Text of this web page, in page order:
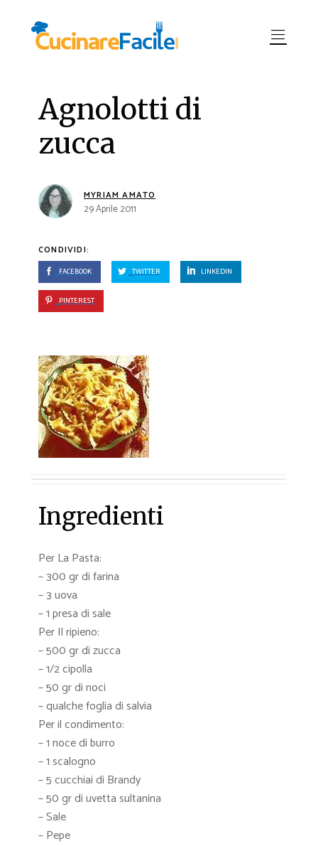
Agnolotti di
zucca
MYRIAM AMATO
29 Aprile 2011
CONDIVIDI:
FACEBOOK TWITTER LINKEDIN
PINTEREST
Ingredienti
Per La Pasta:
– 300 gr di farina
– 3 uova
– 1 presa di sale
Per Il ripieno:
– 500 gr di zucca
– 1/2 cipolla
– 50 gr di noci
– qualche foglia di salvia
Per il condimento:
– 1 noce di burro
– 1 scalogno
– 5 cucchiai di Brandy
– 50 gr di uvetta sultanina
– Sale
– Pepe